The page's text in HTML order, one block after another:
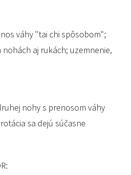
váhy "tai chi spôsobom";
aj rukách; uzemnenie,
nohy s prenosom váhy
sa dejú súčasne